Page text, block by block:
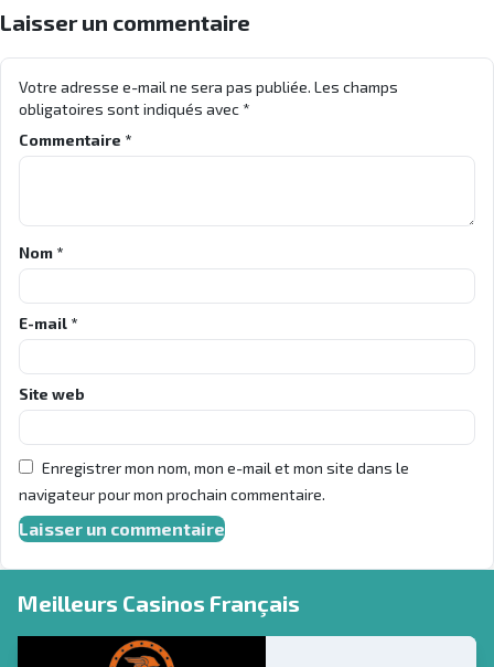
Laisser un commentaire
Votre adresse e-mail ne sera pas publiée. Les champs
obligatoires sont indiqués avec*
Commentaire *
Nom *
E-mail *
Site web
Enregistrer mon nom, mon e-mail et mon site dans le
navigateur pour mon prochain commentaire.
Meilleurs Casinos Français